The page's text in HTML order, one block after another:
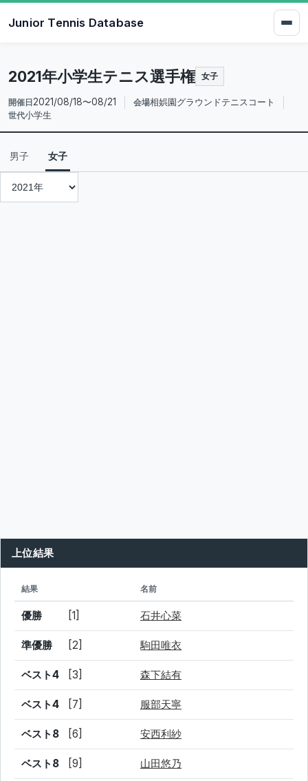
Junior Tennis Database
2021年小学生テニス選手権 女子
開催日 2021/08/18〜08/21 会場相娯園グラウンドテニスコート
世代小学生
男子 女子
上位結果
結果 名前
優勝 [1] 石井心菜
準優勝 [2] 駒田唯衣
ベスト4 [3] 森下結有
ベスト4 [7] 服部天寧
ベスト8 [6] 安西利紗
ベスト8 [9] 山田悠乃